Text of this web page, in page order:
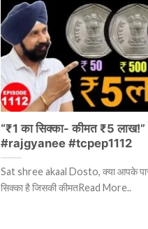
“₹1 का सिक्का- कीमत ₹5
#rajgyanee #tcpep1112
Sat shree akaal Dosto, क्या आपके
सिक्का है जिसकी कीमतRead More..